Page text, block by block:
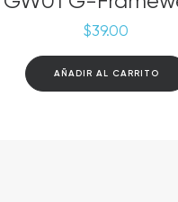
$39.00
AÑADIR AL CARRITO